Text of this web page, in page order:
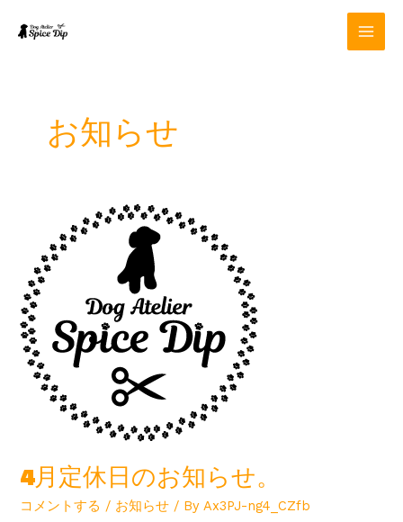
お知らせ
4月定休日のお知らせ。
コメントする / お知らせ / ByAx3PJ-ng4_CZfb
日
の
お
知
ら
せ。